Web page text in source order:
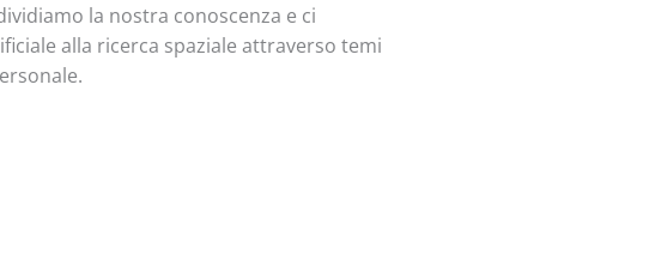
la nostra conoscenza e ci
alla ricerca spaziale attraverso temi